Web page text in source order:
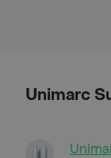
Unimarc